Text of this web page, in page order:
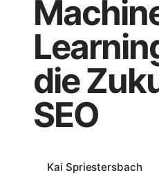
die
SEO
Kai Spriestersbach